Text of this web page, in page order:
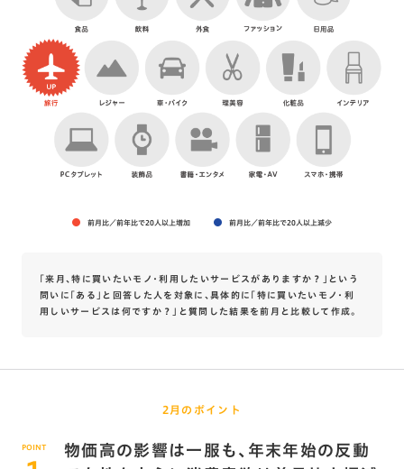
前月比／前年比で20人以上増加 前月比／前年比で20人以上減少
「来月、特に買いたいモノ・利用したいサービスがありますか？」という
問いに「ある」と回答した人を対象に、具体的に「特に買いたいモノ・利
用しいサービスは何ですか？」と質問した結果を前月と比較して作成。
2月のポイント
POINT
物価高の影響は一服も､年末年始の反動